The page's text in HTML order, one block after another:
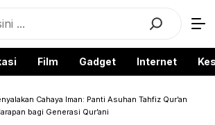
Film Gadget Internet
Cahaya Iman: Panti Asuhan Tahfiz Qur’an
bagi Generasi Qur’ani